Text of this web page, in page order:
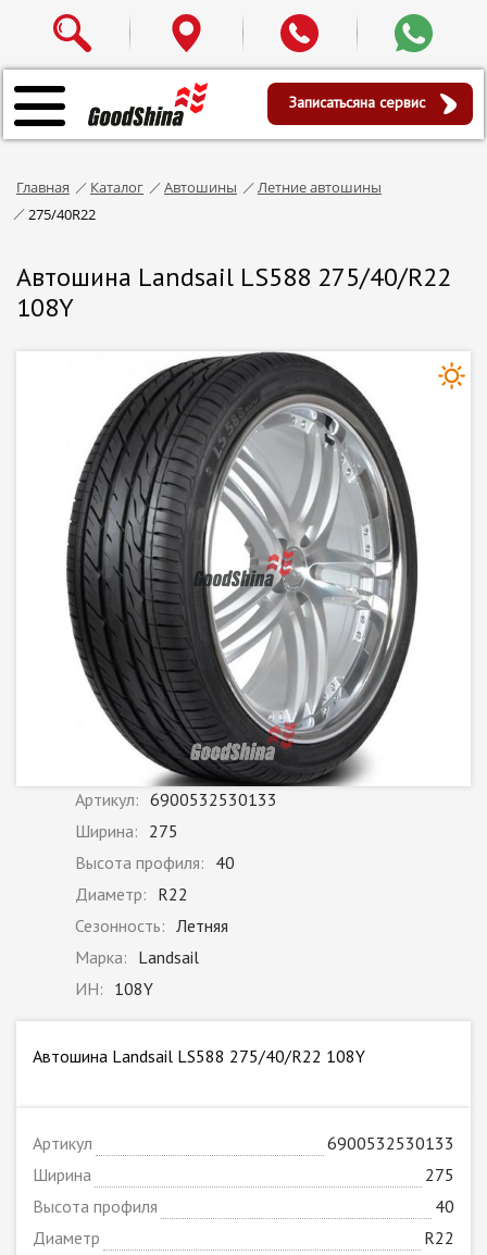
Записатьсяна сервис
Главная Каталог Автошины
Летние автошины
275/40R22
Автошина Landsail LS588 275/40/R22
108Y
Артикул: 6900532530133
Ширина: 275
Высота профиля: 40
Диаметр: R22
Сезонность: Летняя
Марка: Landsail
ИН: 108Y
Автошина Landsail LS588 275/40/R22 108Y
Артикул
6900532530133
Ширина
275
Высота профиля
40
Диаметр
R22